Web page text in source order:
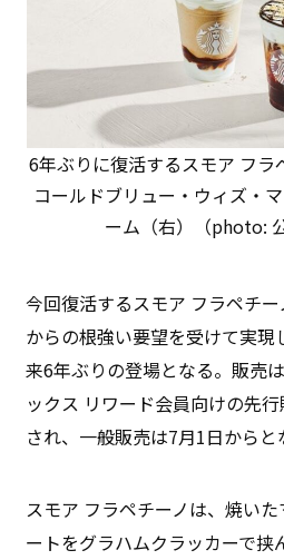
6年ぶりに復活するスモア フラ
コールドブリュー・ウィズ・
ーム（右）（photo:
今回復活するスモア フラペチ
からの根強い要望を受けて実現
来6年ぶりの登場となる。販売
ックス リワード会員向けの先
され、一般販売は7月1日からと
スモア フラペチーノは、焼い
ートをグラハムクラッカーで挟